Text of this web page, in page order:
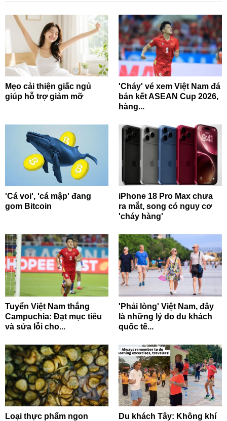
Mẹo cải thiện giấc ngủ
giúp hỗ trợ giảm mỡ
'Cháy' vé xem Việt Nam đá
bán kết ASEAN Cup 2026,
hàng...
'Cá voi', 'cá mập' đang
gom Bitcoin
iPhone 18 Pro Max chưa
ra mắt, song có nguy cơ
'cháy hàng'
Tuyển Việt Nam thắng
Campuchia: Đạt mục tiêu
và sửa lỗi cho...
'Phải lòng' Việt Nam, đây
là những lý do du khách
quốc tế...
Loại thực phẩm ngon
Du khách Tây: Không khí